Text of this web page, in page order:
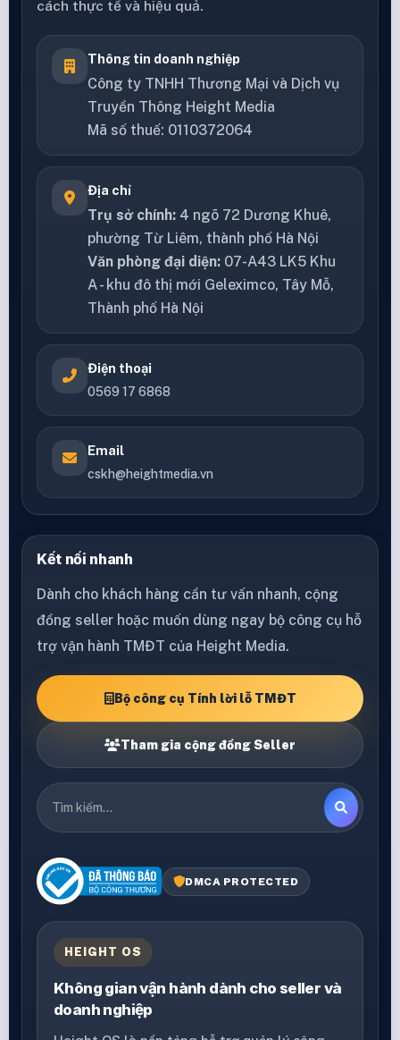
cách thực tế và hiệu quả.
Thông tin doanh nghiệp
Công ty TNHH Thương Mại và Dịch vụ
Truyền Thông Height Media
Mã số thuế: 0110372064
Địa chỉ
Trụ sở chính: 4 ngõ 72 Dương Khuê,
phường Từ Liêm, thành phố Hà Nội
Văn phòng đại diện: 07-A43 LK5 Khu
A - khu đô thị mới Geleximco, Tây Mỗ,
Thành phố Hà Nội
Điện thoại
0569 17 6868
Email
cskh@heightmedia.vn
Kết nối nhanh
Dành cho khách hàng cần tư vấn nhanh, cộng
đồng seller hoặc muốn dùng ngay bộ công cụ hỗ
trợ vận hành TMĐT của Height Media.
Bộ công cụ Tính lời lỗ TMĐT
Tham gia cộng đồng Seller
DMCA PROTECTED
HEIGHT OS
Không gian vận hành dành cho seller và
doanh nghiệp